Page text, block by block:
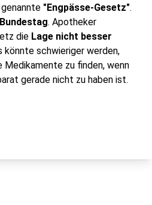
"Engpässe-Gesetz".
Bundestag. Apotheker
die Lage nicht besser
könnte schwieriger werden,
zu finden, wenn
gerade nicht zu haben ist.